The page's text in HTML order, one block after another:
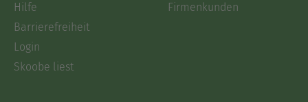
Hilfe
Barrierefreiheit
Login
Skoobe liest
Firmenkunden